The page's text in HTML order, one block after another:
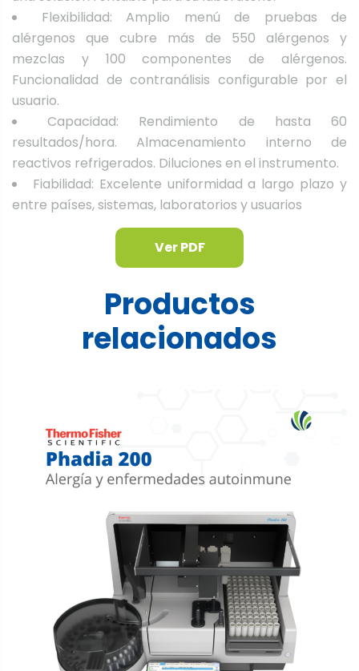
Flexibilidad: Amplio menú de pruebas de
alérgenos que cubre más de 550 alérgenos y
mezclas y 100 componentes de alérgenos.
Funcionalidad de contranálisis configurable por el
usuario.
Capacidad: Rendimiento de hasta 60
resultados/hora. Almacenamiento interno de
reactivos refrigerados. Diluciones en el instrumento.
Fiabilidad: Excelente uniformidad a largo plazo y
entre países, sistemas, laboratorios y usuarios
Ver PDF
Productos
relacionados